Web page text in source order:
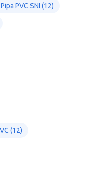
Pipa PVC SNI (12)
(12)